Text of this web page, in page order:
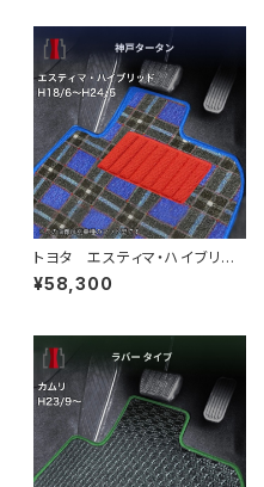
トヨタ エスティマ・ハイブリッ
ド H18/6〜H24/5（前期） 2
0系 フロアマット一式 カーマ
¥58,300